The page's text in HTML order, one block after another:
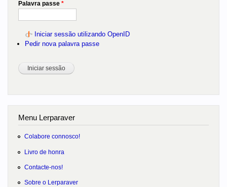
Palavra passe *
Iniciar sessão utilizando OpenID
Pedir nova palavra passe
Menu Lerparaver
Colabore connosco!
Livro de honra
Contacte-nos!
Sobre o Lerparaver